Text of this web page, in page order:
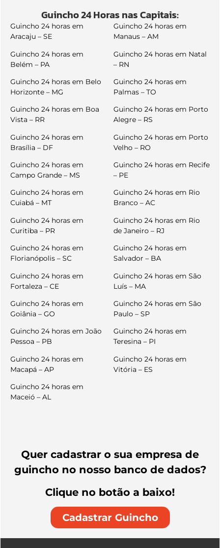
Guincho 24 Horas nas Capitais:
Guincho 24 horas em
Aracaju – SE
Guincho 24 horas em
Belém – PA
Guincho 24 horas em Belo
Horizonte – MG
Guincho 24 horas em Boa
Vista – RR
Guincho 24 horas em
Brasília – DF
Guincho 24 horas em
Campo Grande – MS
Guincho 24 horas em
Cuiabá – MT
Guincho 24 horas em
Curitiba – PR
Guincho 24 horas em
Florianópolis – SC
Guincho 24 horas em
Fortaleza – CE
Guincho 24 horas em
Goiânia – GO
Guincho 24 horas em João
Pessoa – PB
Guincho 24 horas em
Macapá – AP
Guincho 24 horas em
Maceió – AL
Guincho 24 horas em
Manaus – AM
Guincho 24 horas em Natal
– RN
Guincho 24 horas em
Palmas – TO
Guincho 24 horas em Porto
Alegre – RS
Guincho 24 horas em Porto
Velho – RO
Guincho 24 horas em Recife
– PE
Guincho 24 horas em Rio
Branco – AC
Guincho 24 horas em Rio
de Janeiro – RJ
Guincho 24 horas em
Salvador – BA
Guincho 24 horas em São
Luís – MA
Guincho 24 horas em São
Paulo – SP
Guincho 24 horas em
Teresina – PI
Guincho 24 horas em
Vitória – ES
Quer cadastrar o sua empresa de
guincho no nosso banco de dados?
Clique no botão a baixo!
Cadastrar Guincho